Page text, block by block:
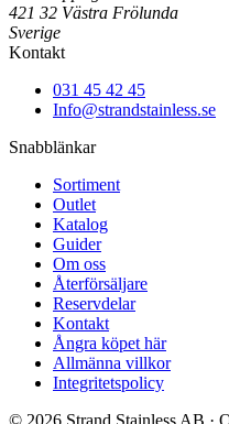
421 32 Västra Frölunda
Sverige
Kontakt
031 45 42 45
Info@strandstainless.se
Snabblänkar
Sortiment
Outlet
Katalog
Guider
Om oss
Återförsäljare
Reservdelar
Kontakt
Ångra köpet här
Allmänna villkor
Integritetspolicy